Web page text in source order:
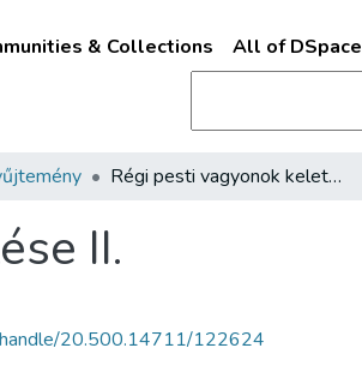
& Collections All of DSpace
Régi pesti vagyonok keletkezése II.
II.
20.500.14711/122624